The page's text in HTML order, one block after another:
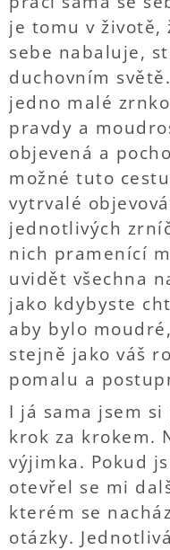
je tomu v životě,
sebe nabaluje,
duchovním
jedno malé
pravdy a
objevená a
možné tuto
vytrvalé
jednotlivých
nich pramenící
uvidět všechna
jako kdybyste
aby bylo
stejně jako váš
pomalu a
I já sama jsem
krok za krokem.
výjimka. Pokud
otevřel se mi
kterém se
otázky.